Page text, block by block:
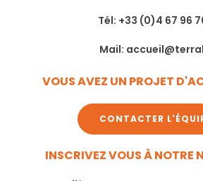
Tél: +33 (0)4 67 96
Mail:
VOUS AVEZ UN PROJET
CONTACTER
INSCRIVEZ VOUS À NOTRE